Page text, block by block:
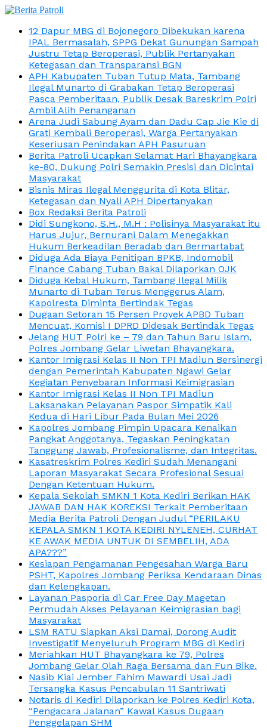
12 Dapur MBG di Bojonegoro Dibekukan karena
IPAL Bermasalah, SPPG Dekat Gunungan Sampah
Justru Tetap Beroperasi, Publik Pertanyakan
Ketegasan dan Transparansi BGN
APH Kabupaten Tuban Tutup Mata, Tambang
Ilegal Munarto di Grabakan Tetap Beroperasi
Pasca Pemberitaan, Publik Desak Bareskrim Polri
Ambil Alih Penanganan
Arena Judi Sabung Ayam dan Dadu Cap Jie Kie di
Grati Kembali Beroperasi, Warga Pertanyakan
Keseriusan Penindakan APH Pasuruan
Berita Patroli Ucapkan Selamat Hari Bhayangkara
ke-80, Dukung Polri Semakin Presisi dan Dicintai
Masyarakat
Bisnis Miras Ilegal Menggurita di Kota Blitar,
Ketegasan dan Nyali APH Dipertanyakan
Box Redaksi Berita Patroli
Didi Sungkono, S.H., M.H : Polisinya Masyarakat itu
Harus Jujur, Bernurani Dalam Menegakkan
Hukum Berkeadilan Beradab dan Bermartabat
Diduga Ada Biaya Penitipan BPKB, Indomobil
Finance Cabang Tuban Bakal Dilaporkan OJK
Diduga Kebal Hukum, Tambang Ilegal Milik
Munarto di Tuban Terus Menggerus Alam,
Kapolresta Diminta Bertindak Tegas
Dugaan Setoran 15 Persen Proyek APBD Tuban
Mencuat, Komisi I DPRD Didesak Bertindak Tegas
Jelang HUT Polri ke – 79 dan Tahun Baru Islam,
Polres Jombang Gelar Liwetan Bhayangkara.
Kantor Imigrasi Kelas II Non TPI Madiun Bersinergi
dengan Pemerintah Kabupaten Ngawi Gelar
Kegiatan Penyebaran Informasi Keimigrasian
Kantor Imigrasi Kelas II Non TPI Madiun
Laksanakan Pelayanan Paspor Simpatik Kali
Kedua di Hari Libur Pada Bulan Mei 2026
Kapolres Jombang Pimpin Upacara Kenaikan
Pangkat Anggotanya, Tegaskan Peningkatan
Tanggung Jawab, Profesionalisme, dan Integritas.
Kasatreskrim Polres Kediri Sudah Menangani
Laporan Masyarakat Secara Profesional Sesuai
Dengan Ketentuan Hukum.
Kepala Sekolah SMKN 1 Kota Kediri Berikan HAK
JAWAB DAN HAK KOREKSI Terkait Pemberitaan
Media Berita Patroli Dengan Judul “PERILAKU
KEPALA SMKN 1 KOTA KEDIRI NYLENEH, CURHAT
KE AWAK MEDIA UNTUK DI SEMBELIH, ADA
APA???”
Kesiapan Pengamanan Pengesahan Warga Baru
PSHT, Kapolres Jombang Periksa Kendaraan Dinas
dan Kelengkapan.
Layanan Pasporia di Car Free Day Magetan
Permudah Akses Pelayanan Keimigrasian bagi
Masyarakat
LSM RATU Siapkan Aksi Damai, Dorong Audit
Investigatif Menyeluruh Program MBG di Kediri
Meriahkan HUT Bhayangkara ke 79, Polres
Jombang Gelar Olah Raga Bersama dan Fun Bike.
Nasib Kiai Jember Fahim Mawardi Usai Jadi
Tersangka Kasus Pencabulan 11 Santriwati
Notaris di Kediri Dilaporkan ke Polres Kediri Kota,
“Pengacara Jalanan” Kawal Kasus Dugaan
Penggelapan SHM